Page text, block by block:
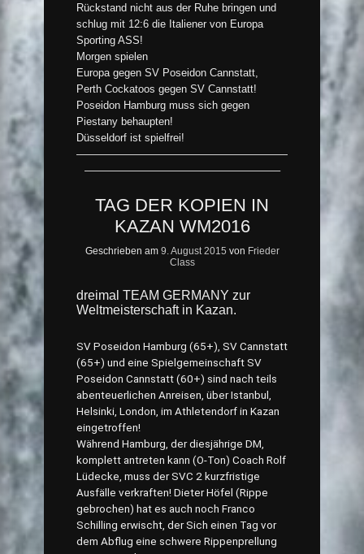
Rückstand nicht aus der Ruhe bringen und
schlug mit 12:6 die Italiener von Europa
Sporting ASS!
Morgen spielen
Europa gegen SV Poseidon Cannstatt,
Perth Cockatoos gegen SV Cannstatt!
Poseidon Hamburg muss sich gegen
Piestany behaupten!
Düsseldorf ist spielfrei!
————————————————————
——————————————————–
TAG DER KOPIEN IN
KAZAN WM2016
Geschrieben am 9. August 2015 von Frieder
Class
dreimal TEAM GERMANY zur
Weltmeisterschaft in Kazan.
SV Poseidon Hamburg (65+), SV Cannstatt
(65+) und eine Spielgemeinschaft SV
Poseidon Cannstatt (60+) sind nach teils
abenteuerlichen Anreisen, über Istanbul,
Helsinki, London, im Athletendorf in Kazan
eingetroffen!
Während Hamburg, der diesjährige DM,
komplett antreten kann (O-Ton) Coach Rolf
Lüdecke, muss der SVC 2 kurzfristige
Ausfälle verkraften! Dieter Höfel (Rippe
gebrochen) hat es auch noch Franco
Schilling erwischt, der Sich einen Tag vor
dem Abflug eine schwere Rippenprellung